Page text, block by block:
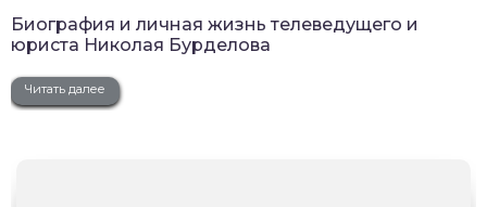
Биография и личная жизнь телеведущего и
юриста Николая Бурделова
Читать далее